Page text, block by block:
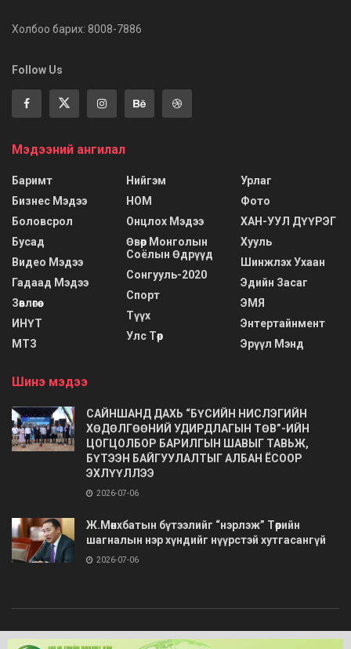
Холбоо барих: 8008-7886
Follow Us
Мэдээний ангилал
Баримт
Бизнес Мэдээ
Боловсрол
Бусад
Видео Мэдээ
Гадаад Мэдээ
Зөвлөгөө
ИНҮТ
МТЗ
Нийгэм
НОМ
Онцлох Мэдээ
Өвөр Монголын
Соёлын Өдрүүд
Сонгууль-2020
Спорт
Түүх
Улс Төр
Урлаг
Фото
ХАН-УУЛ ДҮҮРЭГ
Хууль
Шинжлэх Ухаан
Эдийн Засаг
ЭМЯ
Энтертайнмент
Эрүүл Мэнд
Шинэ мэдээ
САЙНШАНД ДАХЬ “БҮСИЙН НИСЛЭГИЙН
ХӨДӨЛГӨӨНИЙ УДИРДЛАГЫН ТӨВ”-ИЙН
ЦОГЦОЛБОР БАРИЛГЫН ШАВЫГ ТАВЬЖ,
БҮТЭЭН БАЙГУУЛАЛТЫГ АЛБАН ЁСООР
ЭХЛҮҮЛЛЭЭ
2026-07-06
Ж.Мөнхбатын бүтээлийг “нэрлэж” Төрийн
шагналын нэр хүндийг нүүрстэй хутгасангүй
2026-07-06
© 2020 Barimt.com- Зохиогчийн эрх хуулиар хамгаалагдсан. Загварыг